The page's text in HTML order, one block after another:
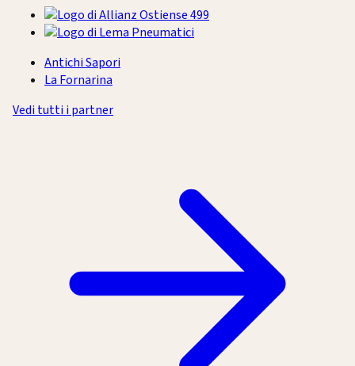
Antichi Sapori
La Fornarina
Vedi tutti i partner